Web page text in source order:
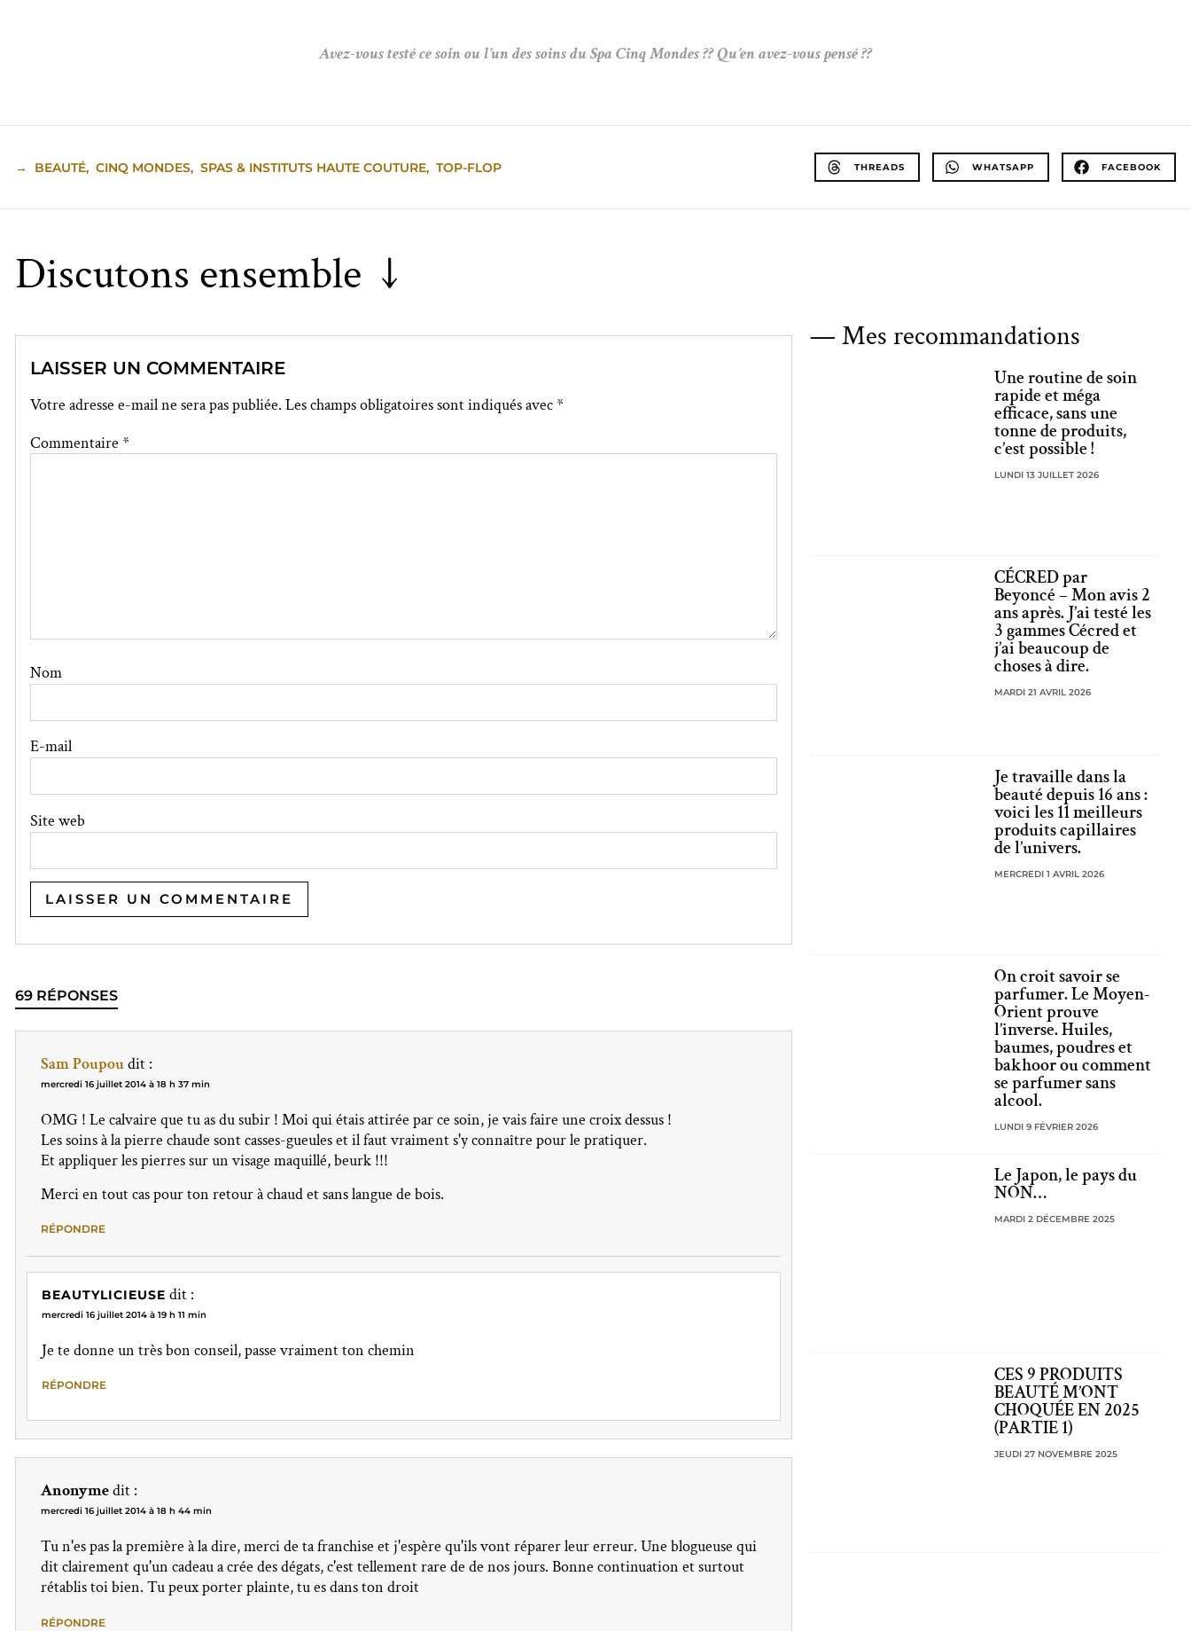
Avez-vous testé ce soin ou l’un des soins du Spa Cinq Mondes ?? Qu’en avez-vous pensé ??
→ BEAUTÉ, CINQ MONDES, SPAS & INSTITUTS HAUTE COUTURE, TOP-FLOP THREADS WHATSAPP FACEBOOK
Discutons ensemble ↓
LAISSER UN COMMENTAIRE
Votre adresse e-mail ne sera pas publiée. Les champs obligatoires sont indiqués avec*
Commentaire *
Nom
E-mail
Site web
69 RÉPONSES
Sam Poupoudit :
mercredi 16 juillet 2014 à 18 h 37 min
OMG ! Le calvaire que tu as du subir ! Moi qui étais attirée par ce soin, je vais faire une croix dessus !
Les soins à la pierre chaude sont casses-gueules et il faut vraiment s'y connaître pour le pratiquer.
Et appliquer les pierres sur un visage maquillé, beurk !!!
Merci en tout cas pour ton retour à chaud et sans langue de bois.
RÉPONDRE
BEAUTYLICIEUSE dit :
mercredi 16 juillet 2014 à 19 h 11 min
Je te donne un très bon conseil, passe vraiment ton chemin
RÉPONDRE
Anonymedit :
mercredi 16 juillet 2014 à 18 h 44 min
Tu n'es pas la première à la dire, merci de ta franchise et j'espère qu'ils vont réparer leur erreur. Une blogueuse qui
dit clairement qu'un cadeau a crée des dégats, c'est tellement rare de de nos jours. Bonne continuation et surtout
rétablis toi bien. Tu peux porter plainte, tu es dans ton droit
RÉPONDRE
— Mes recommandations
Une routine de soin
rapide et méga
efficace, sans une
tonne de produits,
c’est possible !
LUNDI 13 JUILLET 2026
CÉCRED par
Beyoncé – Mon avis 2
ans après. J’ai testé les
3 gammes Cécred et
j’ai beaucoup de
choses à dire.
MARDI 21 AVRIL 2026
Je travaille dans la
beauté depuis 16 ans :
voici les 11 meilleurs
produits capillaires
de l’univers.
MERCREDI 1 AVRIL 2026
On croit savoir se
parfumer. Le Moyen-
Orient prouve
l’inverse. Huiles,
baumes, poudres et
bakhoor ou comment
se parfumer sans
alcool.
LUNDI 9 FÉVRIER 2026
Le Japon, le pays du
NON…
MARDI 2 DÉCEMBRE 2025
CES 9 PRODUITS
BEAUTÉ M’ONT
CHOQUÉE EN 2025
(PARTIE 1)
JEUDI 27 NOVEMBRE 2025